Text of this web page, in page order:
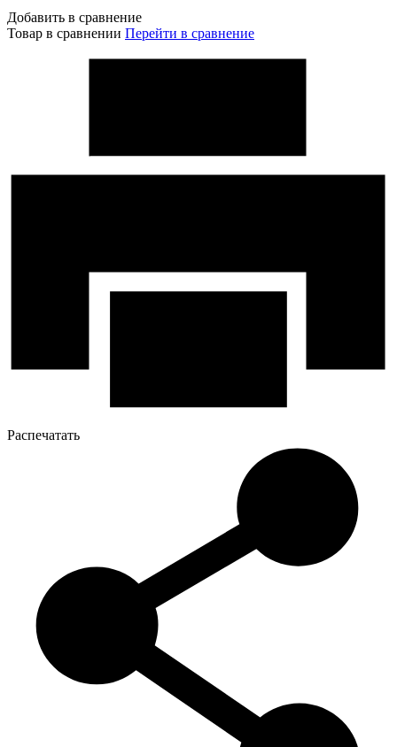
Добавить в сравнение
Товар в сравнении Перейти в сравнение
Распечатать